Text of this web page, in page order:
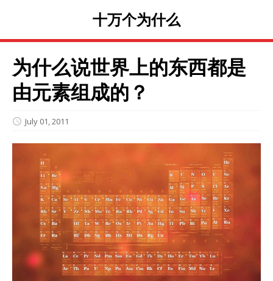
十万个为什么
为什么说世界上的东西都是
由元素组成的？
July 01, 2011